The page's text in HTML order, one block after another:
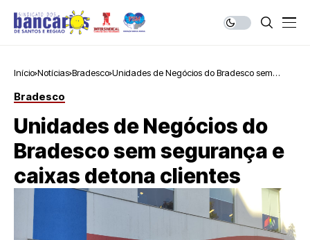
Início Notícias Bradesco Unidades de Negócios do Bradesco sem
Bradesco
Unidades de Negócios do
Bradesco sem segurança e
caixas detona clientes